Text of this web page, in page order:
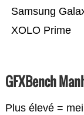
XOLO Prime
Samsung
GFXBench
Plus élevé =